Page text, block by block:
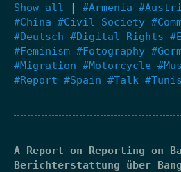
Show all | #Armenia
#China #Civil Society
#Deutsch #Digital Rights
#Feminism #Fotography
#Migration #Motorcycle
#Report #Spain #Talk
A Report on Reporting on
Berichterstattung über